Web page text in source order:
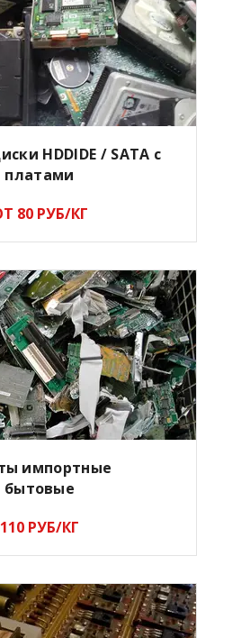
HDDIDE / SATA с
платами
80 РУБ/КГ
импортные
бытовые
110 РУБ/КГ